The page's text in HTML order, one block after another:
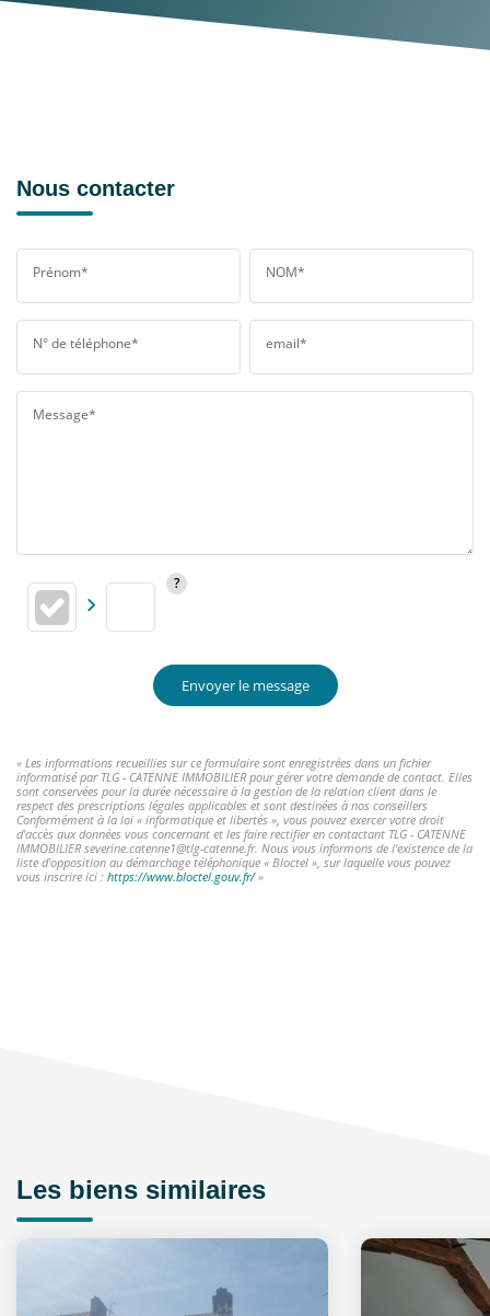
Nous contacter
Prénom* NOM*
N° de téléphone* email*
Message*
Envoyer le message
« Les informations recueillies sur ce formulaire sont enregistrées dans un fichier
informatisé par TLG - CATENNE IMMOBILIER pour gérer votre demande de contact. Elles
sont conservées pour la durée nécessaire à la gestion de la relation client dans le
respect des prescriptions légales applicables et sont destinées à nos conseillers
Conformément à la loi « informatique et libertés », vous pouvez exercer votre droit
d'accès aux données vous concernant et les faire rectifier en contactant TLG - CATENNE
IMMOBILIER severine.catenne1@tlg-catenne.fr. Nous vous informons de l'existence de la
liste d'opposition au démarchage téléphonique « Bloctel », sur laquelle vous pouvez
vous inscrire ici : https://www.bloctel.gouv.fr/»
Les biens similaires